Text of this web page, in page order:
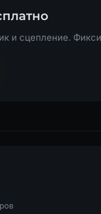
и сцепление.